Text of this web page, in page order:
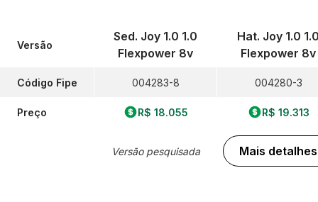
Versão
Código Fipe
Preço
Sed. Joy 1.0 1.0
Flexpower 8v
004283-8
R$ 18.055
Versão pesquisada
Hat. Joy 1.0
Flexpower 8v
004280-3
R$ 19.313
Mais detalhes